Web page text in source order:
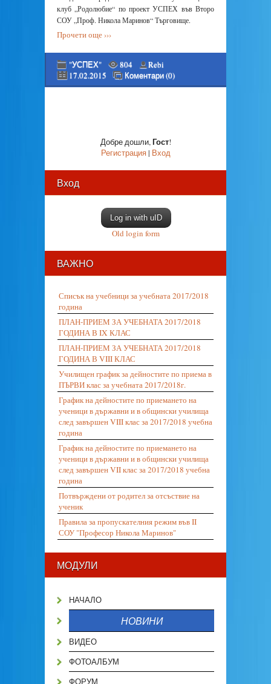
клуб „Родолюбие“ по проект УСПЕХ във Второ
СОУ „Проф. Никола Маринов“ Търговище.
Прочети още ›››
"УСПЕХ" 804
Rebi
17.02.2015
Коментари (0)
Добре дошли,Гост!
Регистрация| Вход
Вход
Log in with uID
Old login form
ВАЖНО
Списък на учебници за учебната 2017/2018
година
ПЛАН-ПРИЕМ ЗА УЧЕБНАТА 2017/2018
ГОДИНА В IX КЛАС
ПЛАН-ПРИЕМ ЗА УЧЕБНАТА 2017/2018
ГОДИНА В VIII КЛАС
Училищен график за дейностите по приема в
ПЪРВИ клас за учебната 2017/2018г.
График на дейностите по приемането на
ученици в държавни и в общински училища
след завършен VIII клас за 2017/2018 учебна
година
График на дейностите по приемането на
ученици в държавни и в общински училища
след завършен VII клас за 2017/2018 учебна
година
Потвърждени от родител за отсъствие на
ученик
Правила за пропускателния режим във II
СОУ "Професор Никола Маринов"
МОДУЛИ
НАЧАЛО
НОВИНИ
ВИДЕО
ФОТОАЛБУМ
ФОРУМ